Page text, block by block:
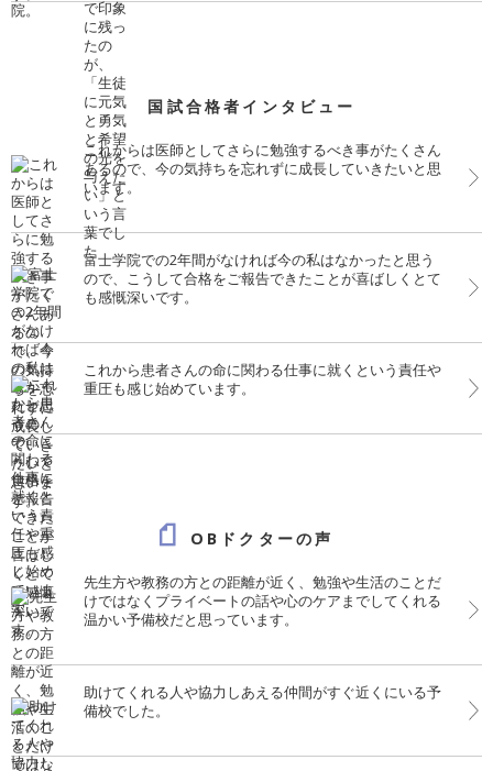
国試合格者インタビュー
これからは医師としてさらに勉強するべき事がたくさん
あるので、今の気持ちを忘れずに成長していきたいと思
います。
富士学院での2年間がなければ今の私はなかったと思う
ので、こうして合格をご報告できたことが喜ばしくとて
も感慨深いです。
これから患者さんの命に関わる仕事に就くという責任や
重圧も感じ始めています。
OBドクターの声
先生方や教務の方との距離が近く、勉強や生活のことだ
けではなくプライベートの話や心のケアまでしてくれる
温かい予備校だと思っています。
助けてくれる人や協力しあえる仲間がすぐ近くにいる予
備校でした。